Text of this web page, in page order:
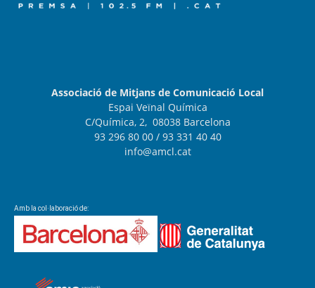
Associació de Mitjans de Comunicació Local
Espai Veïnal Química
C/Química, 2, 08038 Barcelona
93 296 80 00 / 93 331 40 40
info@amcl.cat
Amb la col·laboració de: